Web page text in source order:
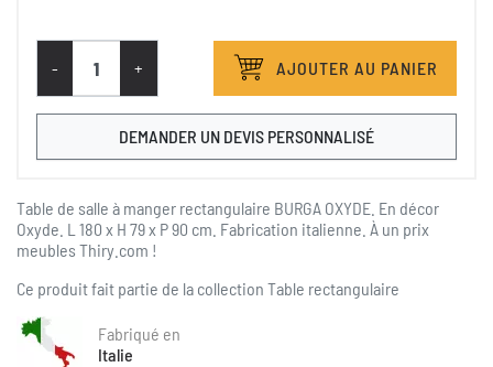
- + AJOUTER AU PANIER
DEMANDER UN DEVIS PERSONNALISÉ
Table de salle à manger rectangulaire BURGA OXYDE. En décor
Oxyde. L 180 x H 79 x P 90 cm . Fabrication italienne. À un prix
meubles Thiry.com !
Ce produit fait partie de la collection Table rectangulaire
Fabriqué en
Italie